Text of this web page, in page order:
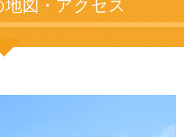
図・アクセス